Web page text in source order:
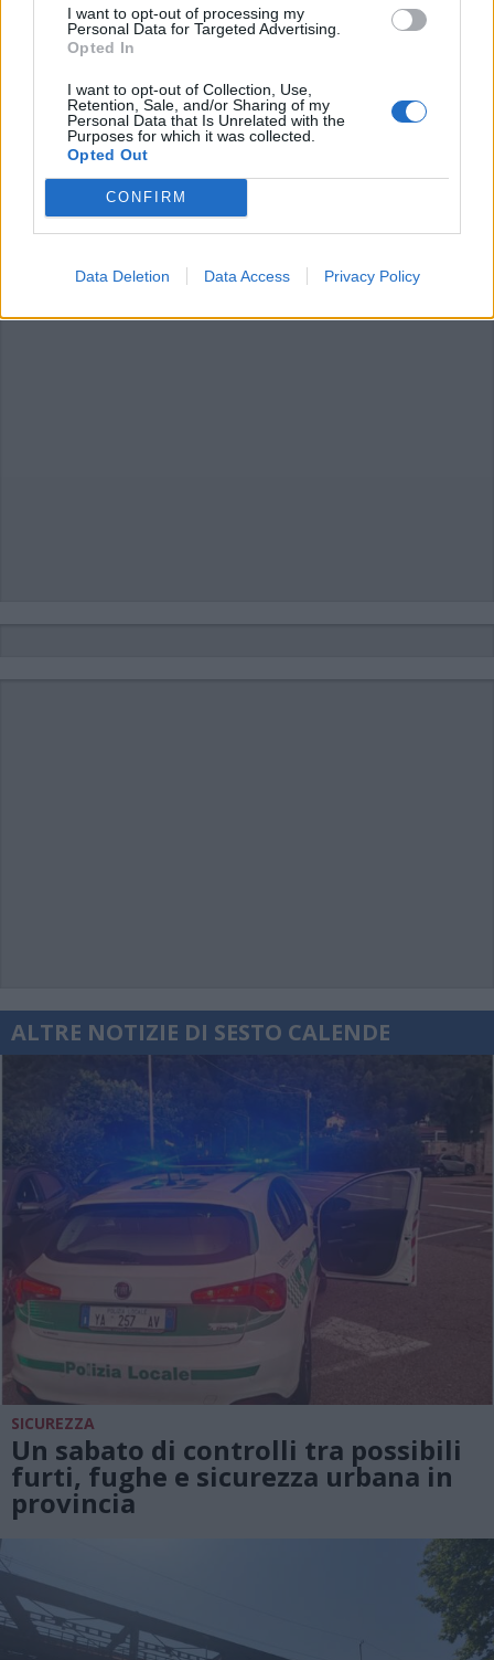
I want to opt-out of processing my
Personal Data for Targeted Advertising.
Opted In
I want to opt-out of Collection, Use,
Retention, Sale, and/or Sharing of my
Personal Data that Is Unrelated with the
Purposes for which it was collected.
Opted Out
CONFIRM
Data Deletion Data Access Privacy Policy
Castronno
PIÙ INFORMAZIONI SU
calcio
figli di un gol minore
latina calcio
sport giovanile
ALTRE NOTIZIE DI SESTO CALENDE
SICUREZZA
Un sabato di controlli tra possibili
furti, fughe e sicurezza urbana in
provincia